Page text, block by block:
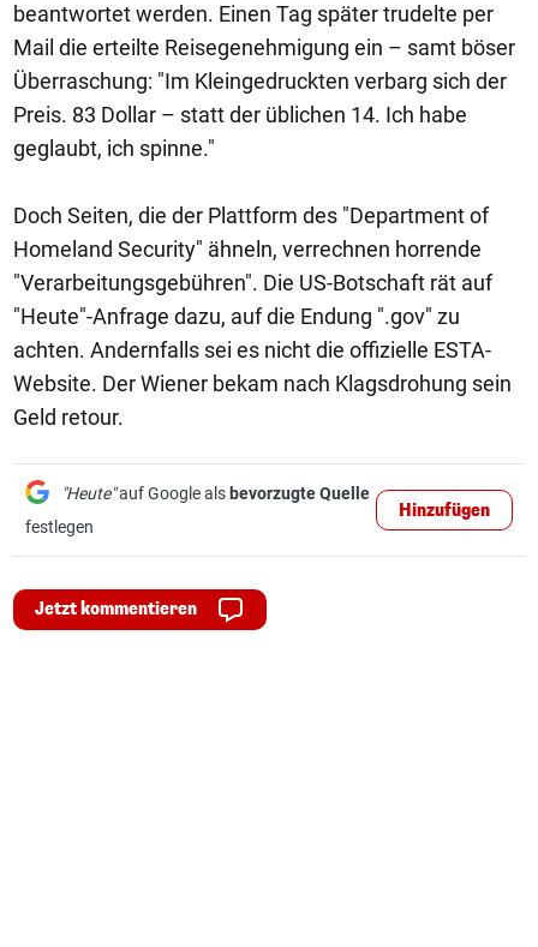
beantwortet werden. Einen Tag später trudelte per
Mail die erteilte Reisegenehmigung ein – samt böser
Überraschung: "Im Kleingedruckten verbarg sich der
Preis. 83 Dollar – statt der üblichen 14. Ich habe
geglaubt, ich spinne."
Doch Seiten, die der Plattform des "Department of
Homeland Security" ähneln, verrechnen horrende
"Verarbeitungsgebühren". Die US-Botschaft rät auf
"Heute"-Anfrage dazu, auf die Endung ".gov" zu
achten. Andernfalls sei es nicht die offizielle ESTA-
Website. Der Wiener bekam nach Klagsdrohung sein
Geld retour.
"Heute"auf Google als bevorzugte Quelle
festlegen
Hinzufügen
Jetzt kommentieren